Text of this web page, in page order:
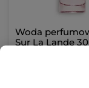
Woda
Sur La Lande